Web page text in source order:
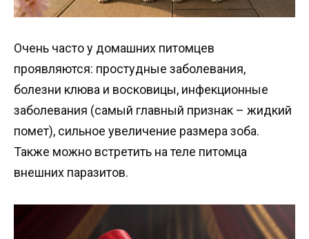
Очень часто у домашних питомцев
проявляются: простудные заболевания,
болезни клюва и восковицы, инфекционные
заболевания (самый главный признак – жидкий
помет), сильное увеличение размера зоба.
Также можно встретить на теле питомца
внешних паразитов.